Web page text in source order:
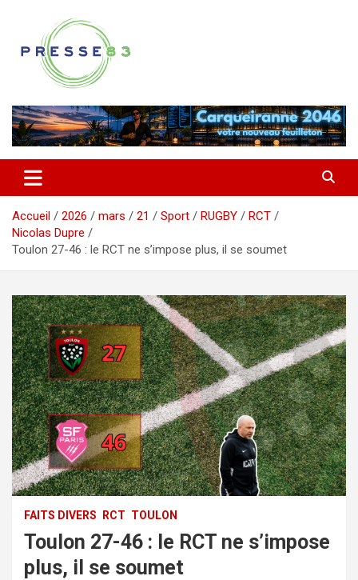
contenu
Presse 83
Accueil 2026 mars 21 Sport RUGBY
RCT
Nicolas Dupre
Toulon 27-46 : le RCT ne s’impose plus, il se soumet
FAITS DIVERS RCT TOULON
Toulon 27-46 : le RCT ne s’impose
plus, il se soumet